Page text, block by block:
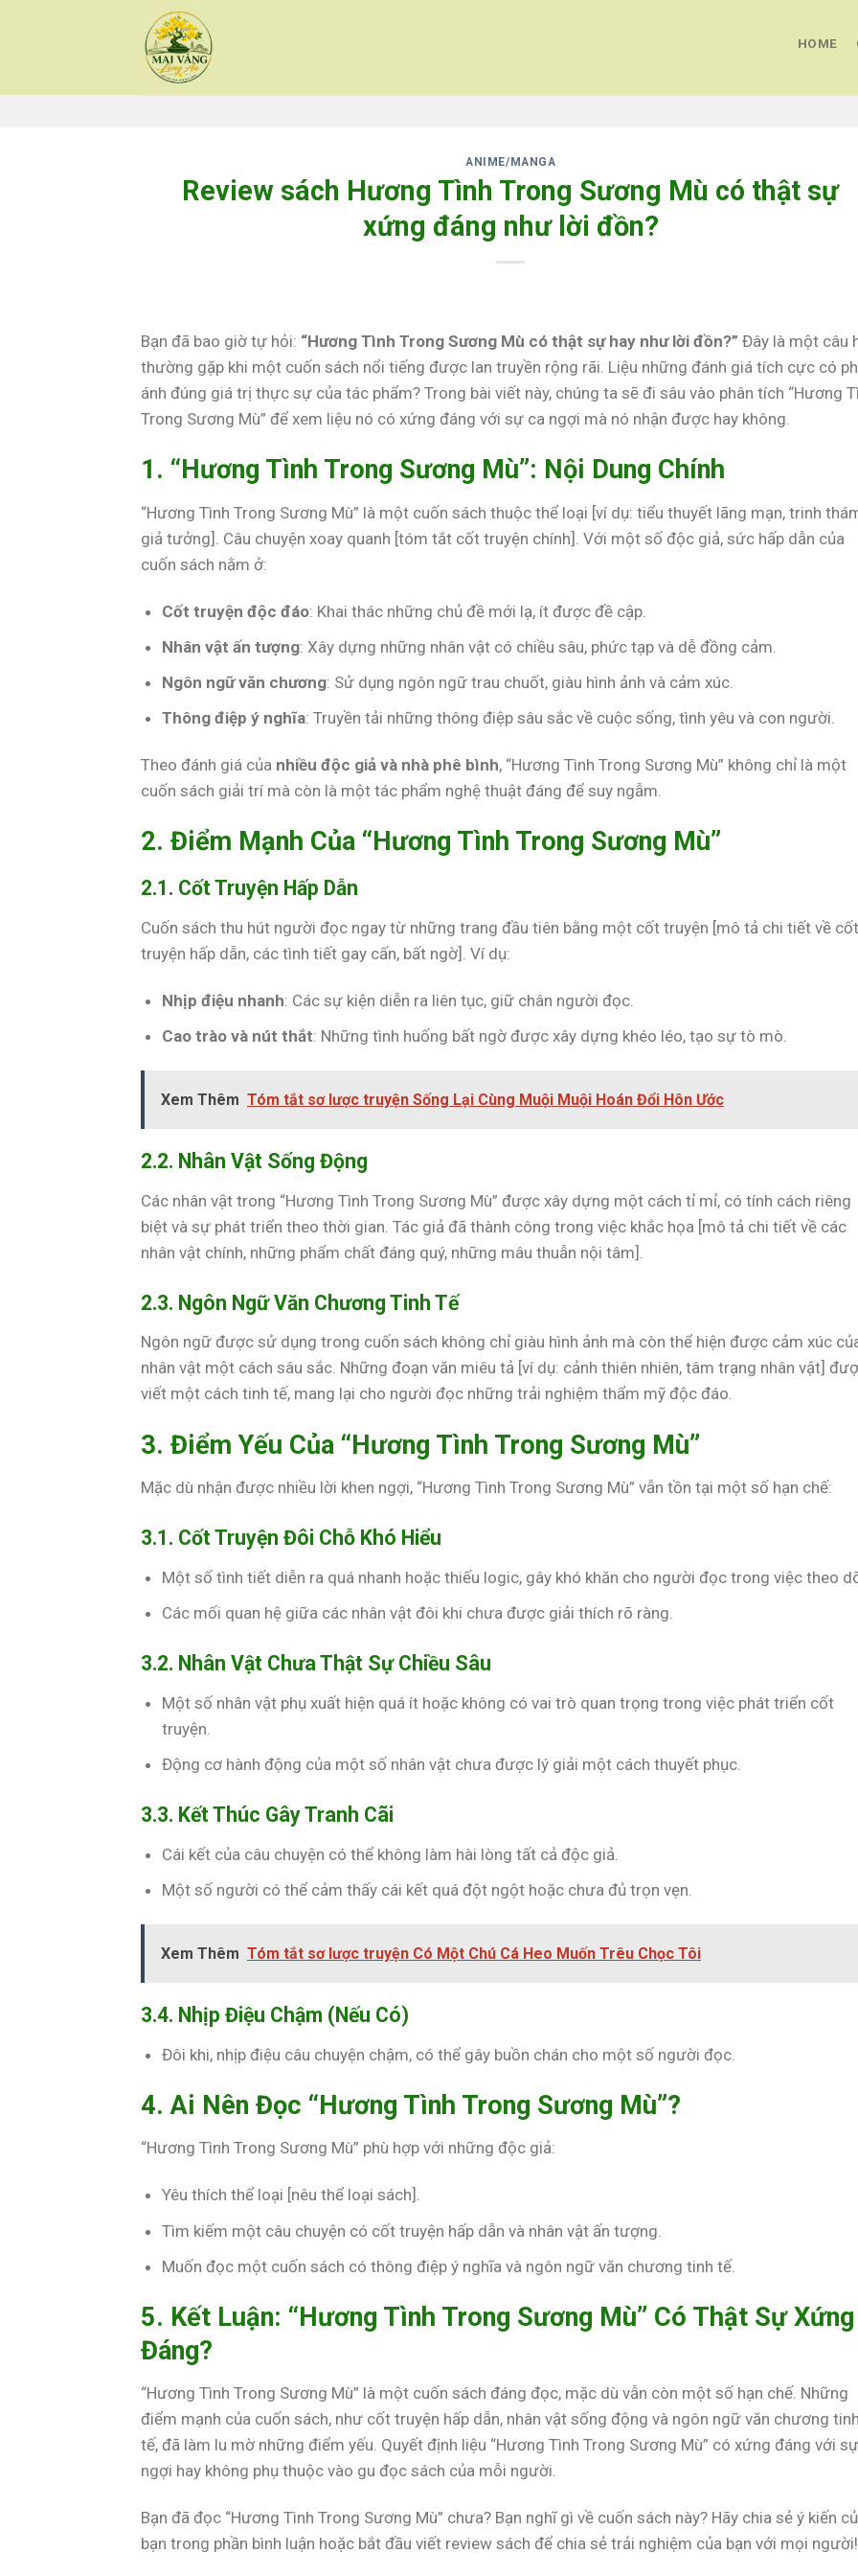
HOME
ANIME/MANGA
Review sách Hương Tình Trong Sương Mù có thật sự
xứng đáng như lời đồn?
Bạn đã bao giờ tự hỏi: “Hương Tình Trong Sương Mù có thật sự hay như lời đồn?” Đây là một câu
thường gặp khi một cuốn sách nổi tiếng được lan truyền rộng rãi. Liệu những đánh giá tích cực có
ánh đúng giá trị thực sự của tác phẩm? Trong bài viết này, chúng ta sẽ đi sâu vào phân tích “Hương
Trong Sương Mù” để xem liệu nó có xứng đáng với sự ca ngợi mà nó nhận được hay không.
1. “Hương Tình Trong Sương Mù”: Nội Dung Chính
“Hương Tình Trong Sương Mù” là một cuốn sách thuộc thể loại [ví dụ: tiểu thuyết lãng mạn, trinh
giả tưởng]. Câu chuyện xoay quanh [tóm tắt cốt truyện chính]. Với một số độc giả, sức hấp dẫn của
cuốn sách nằm ở:
Cốt truyện độc đáo: Khai thác những chủ đề mới lạ, ít được đề cập.
Nhân vật ấn tượng: Xây dựng những nhân vật có chiều sâu, phức tạp và dễ đồng cảm.
Ngôn ngữ văn chương: Sử dụng ngôn ngữ trau chuốt, giàu hình ảnh và cảm xúc.
Thông điệp ý nghĩa: Truyền tải những thông điệp sâu sắc về cuộc sống, tình yêu và con người.
Theo đánh giá của nhiều độc giả và nhà phê bình, “Hương Tình Trong Sương Mù” không chỉ là một
cuốn sách giải trí mà còn là một tác phẩm nghệ thuật đáng để suy ngẫm.
2. Điểm Mạnh Của “Hương Tình Trong Sương Mù”
2.1. Cốt Truyện Hấp Dẫn
Cuốn sách thu hút người đọc ngay từ những trang đầu tiên bằng một cốt truyện [mô tả chi tiết về cốt
truyện hấp dẫn, các tình tiết gay cấn, bất ngờ]. Ví dụ:
Nhịp điệu nhanh: Các sự kiện diễn ra liên tục, giữ chân người đọc.
Cao trào và nút thắt: Những tình huống bất ngờ được xây dựng khéo léo, tạo sự tò mò.
Xem Thêm Tóm tắt sơ lược truyện Sống Lại Cùng Muội Muội Hoán Đổi Hôn Ước
2.2. Nhân Vật Sống Động
Các nhân vật trong “Hương Tình Trong Sương Mù” được xây dựng một cách tỉ mỉ, có tính cách riêng
biệt và sự phát triển theo thời gian. Tác giả đã thành công trong việc khắc họa [mô tả chi tiết về các
nhân vật chính, những phẩm chất đáng quý, những mâu thuẫn nội tâm].
2.3. Ngôn Ngữ Văn Chương Tinh Tế
Ngôn ngữ được sử dụng trong cuốn sách không chỉ giàu hình ảnh mà còn thể hiện được cảm xúc
nhân vật một cách sâu sắc. Những đoạn văn miêu tả [ví dụ: cảnh thiên nhiên, tâm trạng nhân vật]
viết một cách tinh tế, mang lại cho người đọc những trải nghiệm thẩm mỹ độc đáo.
3. Điểm Yếu Của “Hương Tình Trong Sương Mù”
Mặc dù nhận được nhiều lời khen ngợi, “Hương Tình Trong Sương Mù” vẫn tồn tại một số hạn chế:
3.1. Cốt Truyện Đôi Chỗ Khó Hiểu
Một số tình tiết diễn ra quá nhanh hoặc thiếu logic, gây khó khăn cho người đọc trong việc theo
Các mối quan hệ giữa các nhân vật đôi khi chưa được giải thích rõ ràng.
3.2. Nhân Vật Chưa Thật Sự Chiều Sâu
Một số nhân vật phụ xuất hiện quá ít hoặc không có vai trò quan trọng trong việc phát triển cốt
truyện.
Động cơ hành động của một số nhân vật chưa được lý giải một cách thuyết phục.
3.3. Kết Thúc Gây Tranh Cãi
Cái kết của câu chuyện có thể không làm hài lòng tất cả độc giả.
Một số người có thể cảm thấy cái kết quá đột ngột hoặc chưa đủ trọn vẹn.
Xem Thêm Tóm tắt sơ lược truyện Có Một Chú Cá Heo Muốn Trêu Chọc Tôi
3.4. Nhịp Điệu Chậm (Nếu Có)
Đôi khi, nhịp điệu câu chuyện chậm, có thể gây buồn chán cho một số người đọc.
4. Ai Nên Đọc “Hương Tình Trong Sương Mù”?
“Hương Tình Trong Sương Mù” phù hợp với những độc giả:
Yêu thích thể loại [nêu thể loại sách].
Tìm kiếm một câu chuyện có cốt truyện hấp dẫn và nhân vật ấn tượng.
Muốn đọc một cuốn sách có thông điệp ý nghĩa và ngôn ngữ văn chương tinh tế.
5. Kết Luận: “Hương Tình Trong Sương Mù” Có Thật Sự Xứng
Đáng?
“Hương Tình Trong Sương Mù” là một cuốn sách đáng đọc, mặc dù vẫn còn một số hạn chế. Những
điểm mạnh của cuốn sách, như cốt truyện hấp dẫn, nhân vật sống động và ngôn ngữ văn chương tinh
tế, đã làm lu mờ những điểm yếu. Quyết định liệu “Hương Tình Trong Sương Mù” có xứng đáng với
ngợi hay không phụ thuộc vào gu đọc sách của mỗi người.
Bạn đã đọc “Hương Tình Trong Sương Mù” chưa? Bạn nghĩ gì về cuốn sách này? Hãy chia sẻ ý kiến
bạn trong phần bình luận hoặc bắt đầu viết review sách để chia sẻ trải nghiệm của bạn với mọi người!